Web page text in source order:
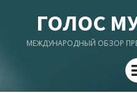
ГОЛОС
МЕЖДУНАРОДНЫЙ ОБЗОР